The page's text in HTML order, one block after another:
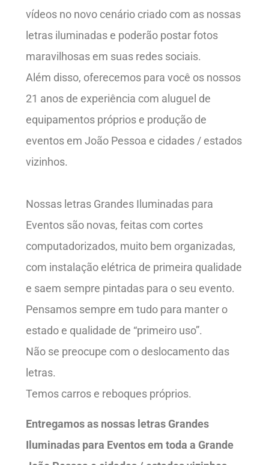
vídeos no novo cenário criado com as nossas
letras iluminadas e poderão postar fotos
maravilhosas em suas redes sociais.
Além disso, oferecemos para você os nossos
21 anos de experiência com aluguel de
equipamentos próprios e produção de
eventos em João Pessoa e cidades / estados
vizinhos.
Nossas letras Grandes Iluminadas para
Eventos são novas, feitas com cortes
computadorizados, muito bem organizadas,
com instalação elétrica de primeira qualidade
e saem sempre pintadas para o seu evento.
Pensamos sempre em tudo para manter o
estado e qualidade de “primeiro uso”.
Não se preocupe com o deslocamento das
letras.
Temos carros e reboques próprios.
Entregamos as nossas letras Grandes
Iluminadas para Eventos em toda a Grande